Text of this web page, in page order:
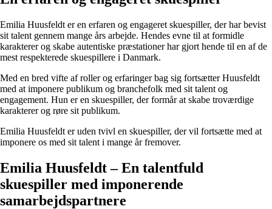
Emilia Huusfeldt er en erfaren og engageret skuespiller, der har bevist
sit talent gennem mange års arbejde. Hendes evne til at formidle
karakterer og skabe autentiske præstationer har gjort hende til en af de
mest respekterede skuespillere i Danmark.
Med en bred vifte af roller og erfaringer bag sig fortsætter Huusfeldt
med at imponere publikum og branchefolk med sit talent og
engagement. Hun er en skuespiller, der formår at skabe troværdige
karakterer og røre sit publikum.
Emilia Huusfeldt er uden tvivl en skuespiller, der vil fortsætte med at
imponere os med sit talent i mange år fremover.
Emilia Huusfeldt – En talentfuld
skuespiller med imponerende
samarbejdspartnere